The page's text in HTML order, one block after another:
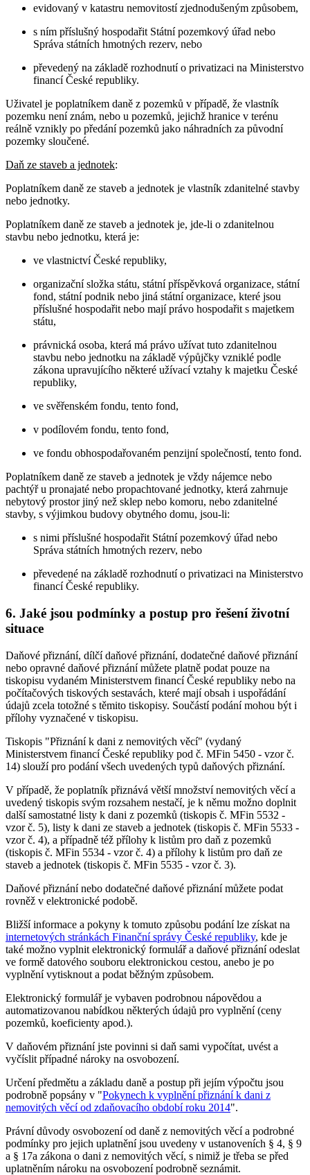
evidovaný v katastru nemovitostí zjednodušeným způsobem,
s ním příslušný hospodařit Státní pozemkový úřad nebo
Správa státních hmotných rezerv, nebo
převedený na základě rozhodnutí o privatizaci na Ministerstvo
financí České republiky.
Uživatel je poplatníkem daně z pozemků v případě, že vlastník
pozemku není znám, nebo u pozemků, jejichž hranice v terénu
reálně vznikly po předání pozemků jako náhradních za původní
pozemky sloučené.
Daň ze staveb a jednotek:
Poplatníkem daně ze staveb a jednotek je vlastník zdanitelné stavby
nebo jednotky.
Poplatníkem daně ze staveb a jednotek je, jde-li o zdanitelnou
stavbu nebo jednotku, která je:
ve vlastnictví České republiky,
organizační složka státu, státní příspěvková organizace, státní
fond, státní podnik nebo jiná státní organizace, které jsou
příslušné hospodařit nebo mají právo hospodařit s majetkem
státu,
právnická osoba, která má právo užívat tuto zdanitelnou
stavbu nebo jednotku na základě výpůjčky vzniklé podle
zákona upravujícího některé užívací vztahy k majetku České
republiky,
ve svěřenském fondu, tento fond,
v podílovém fondu, tento fond,
ve fondu obhospodařovaném penzijní společností, tento fond.
Poplatníkem daně ze staveb a jednotek je vždy nájemce nebo
pachtýř u pronajaté nebo propachtované jednotky, která zahrnuje
nebytový prostor jiný než sklep nebo komoru, nebo zdanitelné
stavby, s výjimkou budovy obytného domu, jsou-li:
s nimi příslušné hospodařit Státní pozemkový úřad nebo
Správa státních hmotných rezerv, nebo
převedené na základě rozhodnutí o privatizaci na Ministerstvo
financí České republiky.
6. Jaké jsou podmínky a postup pro řešení životní
situace
Daňové přiznání, dílčí daňové přiznání, dodatečné daňové přiznání
nebo opravné daňové přiznání můžete platně podat pouze na
tiskopisu vydaném Ministerstvem financí České republiky nebo na
počítačových tiskových sestavách, které mají obsah i uspořádání
údajů zcela totožné s těmito tiskopisy. Součástí podání mohou být i
přílohy vyznačené v tiskopisu.
Tiskopis "Přiznání k dani z nemovitých věcí" (vydaný
Ministerstvem financí České republiky pod č. MFin 5450 - vzor č.
14) slouží pro podání všech uvedených typů daňových přiznání.
V případě, že poplatník přiznává větší množství nemovitých věcí a
uvedený tiskopis svým rozsahem nestačí, je k němu možno doplnit
další samostatné listy k dani z pozemků (tiskopis č. MFin 5532 -
vzor č. 5), listy k dani ze staveb a jednotek (tiskopis č. MFin 5533 -
vzor č. 4), a případně též přílohy k listům pro daň z pozemků
(tiskopis č. MFin 5534 - vzor č. 4) a přílohy k listům pro daň ze
staveb a jednotek (tiskopis č. MFin 5535 - vzor č. 3).
Daňové přiznání nebo dodatečné daňové přiznání můžete podat
rovněž v elektronické podobě.
Bližší informace a pokyny k tomuto způsobu podání lze získat na
internetových stránkách Finanční správy České republiky, kde je
také možno vyplnit elektronický formulář a daňové přiznání odeslat
ve formě datového souboru elektronickou cestou, anebo je po
vyplnění vytisknout a podat běžným způsobem.
Elektronický formulář je vybaven podrobnou nápovědou a
automatizovanou nabídkou některých údajů pro vyplnění (ceny
pozemků, koeficienty apod.).
V daňovém přiznání jste povinni si daň sami vypočítat, uvést a
vyčíslit případné nároky na osvobození.
Určení předmětu a základu daně a postup při jejím výpočtu jsou
podrobně popsány v "Pokynech k vyplnění přiznání k dani z
nemovitých věcí od zdaňovacího období roku 2014".
Právní důvody osvobození od daně z nemovitých věcí a podrobné
podmínky pro jejich uplatnění jsou uvedeny v ustanoveních § 4, § 9
a § 17a zákona o dani z nemovitých věcí, s nimiž je třeba se před
uplatněním nároku na osvobození podrobně seznámit.